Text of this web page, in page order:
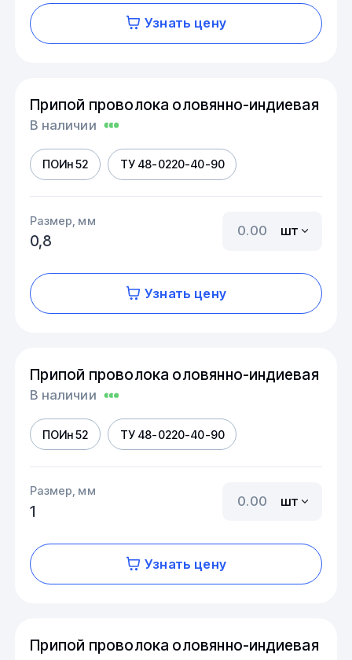
Узнать цену
Припой проволока оловянно-индиевая
В наличии
ПОИн 52 ТУ 48-0220-40-90
Размер, мм
0,8
шт
Узнать цену
Припой проволока оловянно-индиевая
В наличии
ПОИн 52 ТУ 48-0220-40-90
Размер, мм
1
шт
Узнать цену
Припой проволока оловянно-индиевая